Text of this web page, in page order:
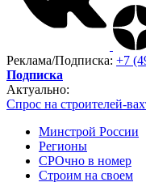
Реклама/Подписка: +7
Подписка
Актуально:
Спрос на строителей-
Минстрой России
Регионы
СРОчно в номер
Строим на своем